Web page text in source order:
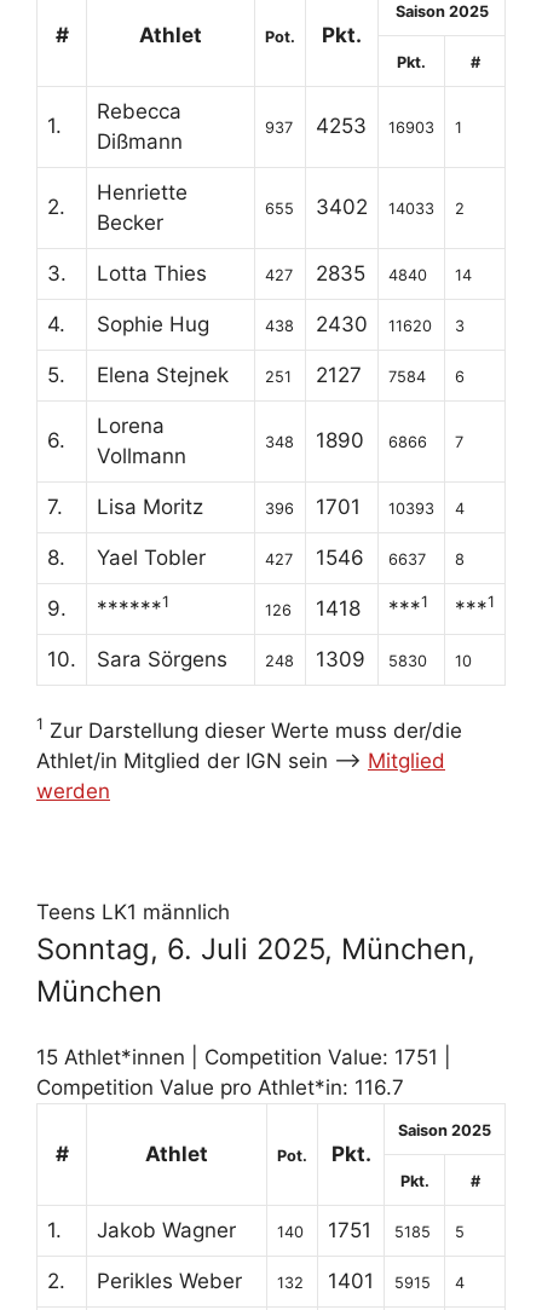
# Athlet Pot. Pkt.
Saison 2025
Pkt. #
1.
Rebecca
Dißmann
937 4253 16903 1
2.
Henriette
Becker
655 3402 14033 2
3. Lotta Thies 427 2835 4840 14
4. Sophie Hug 438 2430 11620 3
5. Elena Stejnek 251 2127 7584 6
6.
Lorena
Vollmann
348 1890 6866 7
7. Lisa Moritz 396 1701 10393 4
8. Yael Tobler 427 1546 6637 8
9. ******1 126 1418 ***1 ***1
10. Sara Sörgens 248 1309 5830 10
1 Zur Darstellung dieser Werte muss der/die
Athlet/in Mitglied der IGN sein --> Mitglied
werden
Teens LK1 männlich
Sonntag, 6. Juli 2025, München,
München
15 Athlet*innen | Competition Value: 1751 |
Competition Value pro Athlet*in: 116.7
# Athlet Pot. Pkt.
Saison 2025
Pkt. #
1. Jakob Wagner 140 1751 5185 5
2. Perikles Weber 132 1401 5915 4